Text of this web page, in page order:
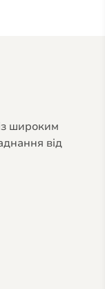
широким
від